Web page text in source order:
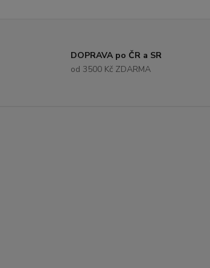
DOPRAVA po ČR a SR
od 3500 Kč ZDARMA